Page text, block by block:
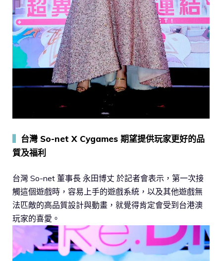
台灣 So-net X Cygames 期望提供玩家更好的品
質及福利
台灣 So-net 董事長 永田博丈 於記者會表示，第一次接
觸這個遊戲時，容易上手的遊戲系統，以及其他遊戲無
法匹敵的高品質設計與動畫，就覺得肯定會受到台港澳
玩家的喜愛。